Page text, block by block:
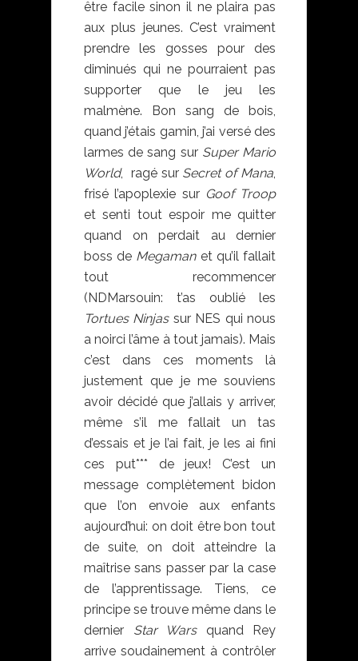
être facile sinon il ne plaira pas
aux plus jeunes. C’est vraiment
prendre les gosses pour des
diminués qui ne pourraient pas
supporter que le jeu les
malmène. Bon sang de bois,
quand j’étais gamin, j’ai versé des
larmes de sang sur Super Mario
World, ragé sur Secret of Mana,
frisé l’apoplexie sur Goof Troop
et senti tout espoir me quitter
quand on perdait au dernier
boss de Megamanet qu’il fallait
tout recommencer
(NDMarsouin: t’as oublié les
Tortues Ninjassur NES qui nous
a noirci l’âme à tout jamais). Mais
c’est dans ces moments là
justement que je me souviens
avoir décidé que j’allais y arriver,
même s’il me fallait un tas
d’essais et je l’ai fait, je les ai fini
ces put*** de jeux! C’est un
message complètement bidon
que l’on envoie aux enfants
aujourd’hui: on doit être bon tout
de suite, on doit atteindre la
maîtrise sans passer par la case
de l’apprentissage. Tiens, ce
principe se trouve même dans le
dernier Star Warsquand Rey
arrive soudainement à contrôler